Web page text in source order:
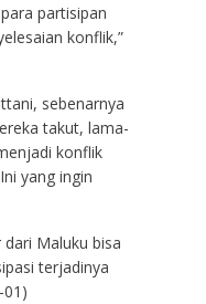
partisipan
konflik,”
sebenarnya
takut, lama-
konflik
yang ingin
Maluku bisa
terjadinya